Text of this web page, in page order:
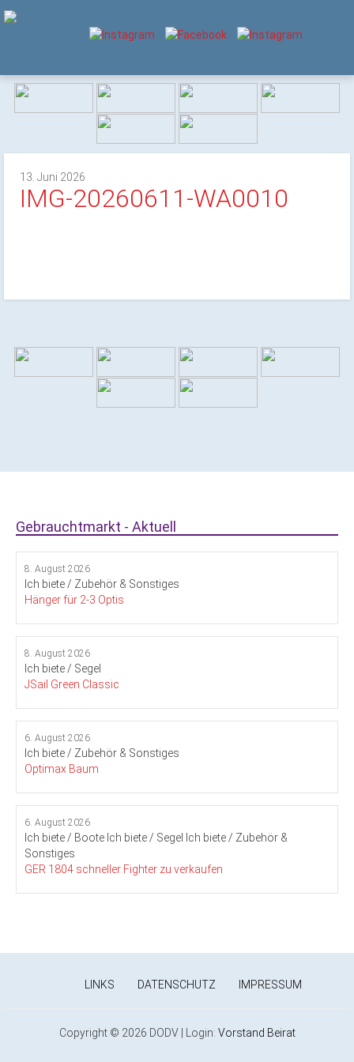
13. Juni 2026
IMG-20260611-WA0010
Gebrauchtmarkt - Aktuell
8. August 2026
Ich biete / Zubehör & Sonstiges
Hänger für 2-3 Optis
8. August 2026
Ich biete / Segel
JSail Green Classic
6. August 2026
Ich biete / Zubehör & Sonstiges
Optimax Baum
6. August 2026
Ich biete / Boote Ich biete / Segel
Ich biete / Zubehör &
Sonstiges
GER 1804 schneller Fighter zu verkaufen
LINKS DATENSCHUTZ IMPRESSUM
Copyright © 2026 DODV | Login: Vorstand Beirat